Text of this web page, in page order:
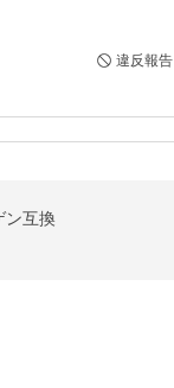
違反報告
ン互換